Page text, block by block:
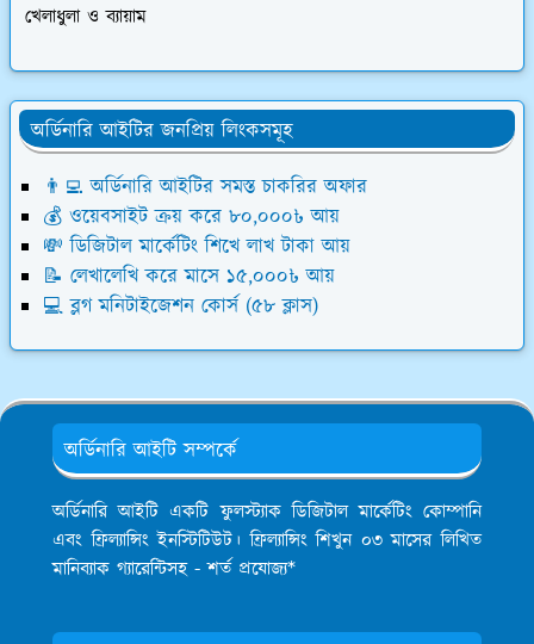
খেলাধুলা ও ব্যায়াম
অর্ডিনারি আইটির জনপ্রিয় লিংকসমূহ
👨‍💻 অর্ডিনারি আইটির সমস্ত চাকরির অফার
💰 ওয়েবসাইট ক্রয় করে ৮০,০০০৳ আয়
💸 ডিজিটাল মার্কেটিং শিখে লাখ টাকা আয়
📝 লেখালেখি করে মাসে ১৫,০০০৳ আয়
💻 ব্লগ মনিটাইজেশন কোর্স (৫৮ ক্লাস)
অর্ডিনারি আইটি সম্পর্কে
অর্ডিনারি আইটি একটি ফুলস্ট্যাক ডিজিটাল মার্কেটিং কোম্পানি
এবং ফ্রিল্যান্সিং ইনস্টিটিউট। ফ্রিল্যান্সিং শিখুন ০৩ মাসের লিখিত
মানিব্যাক গ্যারেন্টিসহ - শর্ত প্রযোজ্য*